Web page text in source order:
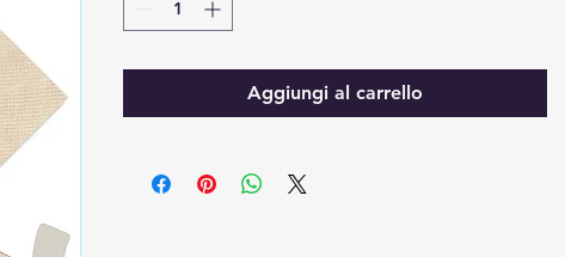
Aggiungi al carrello